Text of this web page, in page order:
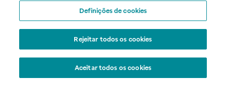
Definições de cookies
Rejeitar todos os cookies
Aceitar todos os cookies